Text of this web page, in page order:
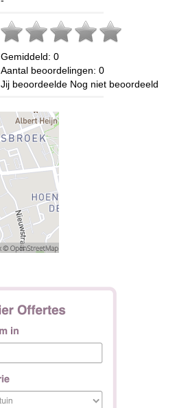
Gemiddeld: 0
Aantal beoordelingen: 0
Jij beoordeelde Nog niet beoordeeld